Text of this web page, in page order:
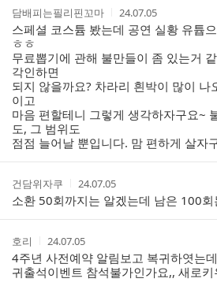
작
성
자
담배피는필리핀꼬마
작
성
시
간
24.07.05
스페셜 코스튬 봤는데 공연 실황 유튭
ㅎㅎ
무료뽑기에 관해 불만들이 좀 있는거
각인하면
되지 않을까요? 차라리 흰박이 많이 나
이고
마음 편할테니 그렇게 생각하자구요~
도, 그 범위도
점점 늘어날 뿐입니다. 맘 편하게 살자
작
성
자
건담위자쿠
작
성
시
간
24.07.05
소환 50회까지는 알겠는데 남은 100회
작
성
자
호리
작
성
시
간
24.07.05
4주년 사전예약 알림보고 복귀하엿는
귀출석이벤트 참석불가인가요,, 새로